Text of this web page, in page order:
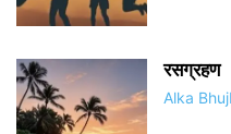
रसग्रहण
Alka